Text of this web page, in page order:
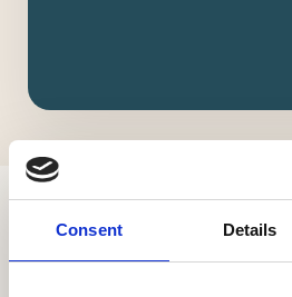
Consent Details